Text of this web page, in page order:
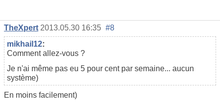
TheXpert 2013.05.30 16:35 #8
mikhail12:
Comment allez-vous ?
Je n'ai même pas eu 5 pour cent par semaine... aucun
système)
En moins facilement)